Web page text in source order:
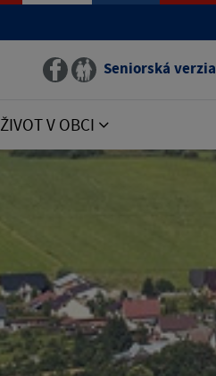
Seniorská verzia
ŽIVOT V OBCI